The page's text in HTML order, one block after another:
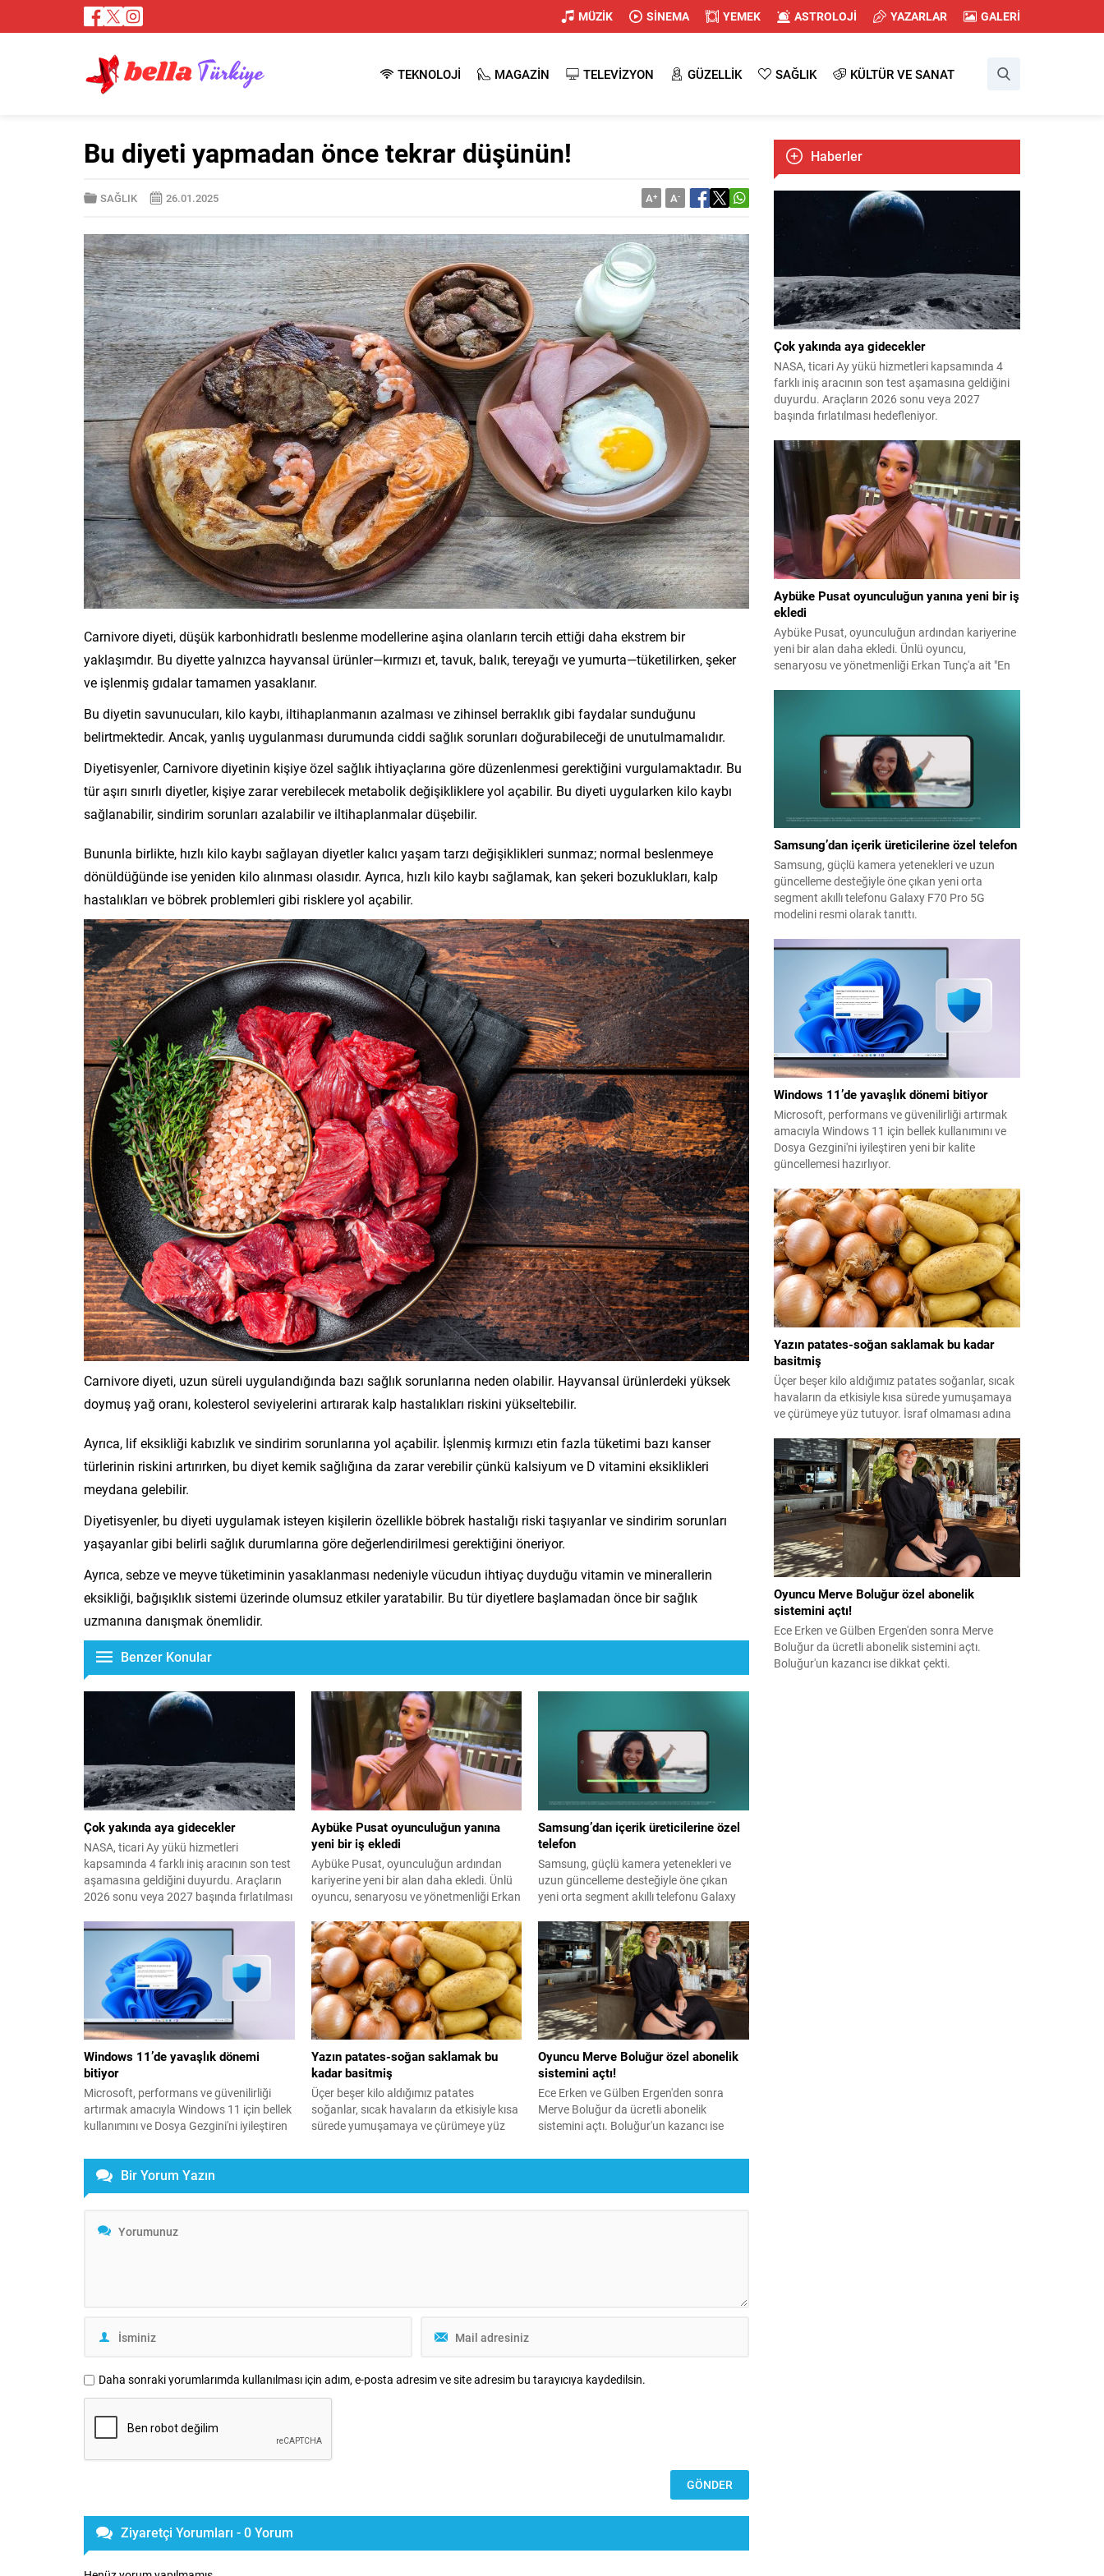
MÜZİK SİNEMA YEMEK ASTROLOJİ YAZARLAR GALERİ
TEKNOLOJİ MAGAZİN TELEVİZYON GÜZELLİK SAĞLIK KÜLTÜR VE SANAT
Bu diyeti yapmadan önce tekrar düşünün!
SAĞLIK 26.01.2025 A+ A-
Carnivore diyeti, düşük karbonhidratlı beslenme modellerine aşina olanların tercih ettiği daha ekstrem bir
yaklaşımdır. Bu diyette yalnızca hayvansal ürünler—kırmızı et, tavuk, balık, tereyağı ve yumurta—tüketilirken, şeker
ve işlenmiş gıdalar tamamen yasaklanır.
Bu diyetin savunucuları, kilo kaybı, iltihaplanmanın azalması ve zihinsel berraklık gibi faydalar sunduğunu
belirtmektedir. Ancak, yanlış uygulanması durumunda ciddi sağlık sorunları doğurabileceği de unutulmamalıdır.
Diyetisyenler, Carnivore diyetinin kişiye özel sağlık ihtiyaçlarına göre düzenlenmesi gerektiğini vurgulamaktadır. Bu
tür aşırı sınırlı diyetler, kişiye zarar verebilecek metabolik değişikliklere yol açabilir. Bu diyeti uygularken kilo kaybı
sağlanabilir, sindirim sorunları azalabilir ve iltihaplanmalar düşebilir.
Bununla birlikte, hızlı kilo kaybı sağlayan diyetler kalıcı yaşam tarzı değişiklikleri sunmaz; normal beslenmeye
dönüldüğünde ise yeniden kilo alınması olasıdır. Ayrıca, hızlı kilo kaybı sağlamak, kan şekeri bozuklukları, kalp
hastalıkları ve böbrek problemleri gibi risklere yol açabilir.
Carnivore diyeti, uzun süreli uygulandığında bazı sağlık sorunlarına neden olabilir. Hayvansal ürünlerdeki yüksek
doymuş yağ oranı, kolesterol seviyelerini artırarak kalp hastalıkları riskini yükseltebilir.
Ayrıca, lif eksikliği kabızlık ve sindirim sorunlarına yol açabilir. İşlenmiş kırmızı etin fazla tüketimi bazı kanser
türlerinin riskini artırırken, bu diyet kemik sağlığına da zarar verebilir çünkü kalsiyum ve D vitamini eksiklikleri
meydana gelebilir.
Diyetisyenler, bu diyeti uygulamak isteyen kişilerin özellikle böbrek hastalığı riski taşıyanlar ve sindirim sorunları
yaşayanlar gibi belirli sağlık durumlarına göre değerlendirilmesi gerektiğini öneriyor.
Ayrıca, sebze ve meyve tüketiminin yasaklanması nedeniyle vücudun ihtiyaç duyduğu vitamin ve minerallerin
eksikliği, bağışıklık sistemi üzerinde olumsuz etkiler yaratabilir. Bu tür diyetlere başlamadan önce bir sağlık
uzmanına danışmak önemlidir.
Benzer Konular
Çok yakında aya gidecekler
NASA, ticari Ay yükü hizmetleri
kapsamında 4 farklı iniş aracının son test
aşamasına geldiğini duyurdu. Araçların
2026 sonu veya 2027 başında fırlatılması
Aybüke Pusat oyunculuğun yanına
yeni bir iş ekledi
Aybüke Pusat, oyunculuğun ardından
kariyerine yeni bir alan daha ekledi. Ünlü
oyuncu, senaryosu ve yönetmenliği Erkan
hem başrolünü üstlendi hem de
yapımcılığını yaparak kamera arkasına
geçti.
Samsung’dan içerik üreticilerine özel
telefon
Samsung, güçlü kamera yetenekleri ve
uzun güncelleme desteğiyle öne çıkan
yeni orta segment akıllı telefonu Galaxy
Windows 11’de yavaşlık dönemi
bitiyor
Microsoft, performans ve güvenilirliği
artırmak amacıyla Windows 11 için bellek
kullanımını ve Dosya Gezgini'ni iyileştiren
Yazın patates-soğan saklamak bu
kadar basitmiş
Üçer beşer kilo aldığımız patates
soğanlar, sıcak havaların da etkisiyle kısa
sürede yumuşamaya ve çürümeye yüz
patates-soğan saklama yöntemleri ise
basitmiş...
Oyuncu Merve Boluğur özel abonelik
sistemini açtı!
Ece Erken ve Gülben Ergen'den sonra
Merve Boluğur da ücretli abonelik
sistemini açtı. Boluğur'un kazancı ise
Bir Yorum Yazın
Daha sonraki yorumlarımda kullanılması için adım, e-posta adresim ve site adresim bu tarayıcıya kaydedilsin.
Ziyaretçi Yorumları - 0 Yorum
Haberler
Çok yakında aya gidecekler
NASA, ticari Ay yükü hizmetleri kapsamında 4
farklı iniş aracının son test aşamasına geldiğini
duyurdu. Araçların 2026 sonu veya 2027
başında fırlatılması hedefleniyor.
Aybüke Pusat oyunculuğun yanına yeni bir iş
ekledi
Aybüke Pusat, oyunculuğun ardından kariyerine
yeni bir alan daha ekledi. Ünlü oyuncu,
senaryosu ve yönetmenliği Erkan Tunç'a ait "En
Samsung’dan içerik üreticilerine özel telefon
Samsung, güçlü kamera yetenekleri ve uzun
güncelleme desteğiyle öne çıkan yeni orta
segment akıllı telefonu Galaxy F70 Pro 5G
modelini resmi olarak tanıttı.
Windows 11’de yavaşlık dönemi bitiyor
Microsoft, performans ve güvenilirliği artırmak
amacıyla Windows 11 için bellek kullanımını ve
Dosya Gezgini'ni iyileştiren yeni bir kalite
güncellemesi hazırlıyor.
Yazın patates-soğan saklamak bu kadar
basitmiş
Üçer beşer kilo aldığımız patates soğanlar, sıcak
havaların da etkisiyle kısa sürede yumuşamaya
ve çürümeye yüz tutuyor. İsraf olmaması adına
merak ediliyor. Meğer formülü çok basitmiş...
Oyuncu Merve Boluğur özel abonelik
sistemini açtı!
Ece Erken ve Gülben Ergen'den sonra Merve
Boluğur da ücretli abonelik sistemini açtı.
Boluğur'un kazancı ise dikkat çekti.